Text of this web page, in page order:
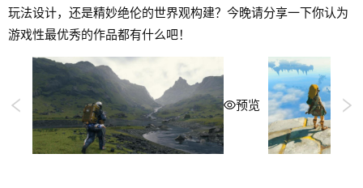
玩法设计，还是精妙绝伦的世界观构建？今晚请分享一下你认为
游戏性最优秀的作品都有什么吧！
预览